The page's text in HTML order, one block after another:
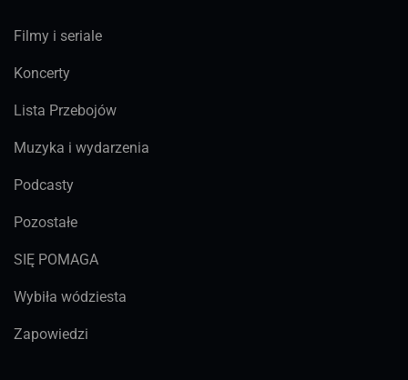
Filmy i seriale
Koncerty
Lista Przebojów
Muzyka i wydarzenia
Podcasty
Pozostałe
SIĘ POMAGA
Wybiła wódziesta
Zapowiedzi